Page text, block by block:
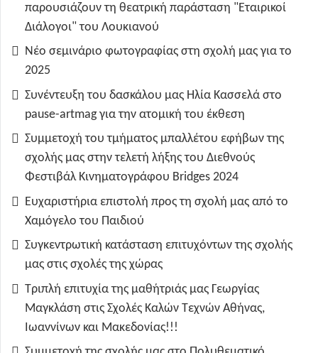
παρουσιάζουν τη θεατρική παράσταση "Εταιρικοί
Διάλογοι" του Λουκιανού
Νέο σεμινάριο φωτογραφίας στη σχολή μας για το
2025
Συνέντευξη του δασκάλου μας Ηλία Κασσελά στο
pause-artmag για την ατομική του έκθεση
Συμμετοχή του τμήματος μπαλλέτου εφήβων της
σχολής μας στην τελετή λήξης του Διεθνούς
Φεστιβάλ Κινηματογράφου Bridges 2024
Ευχαριστήρια επιστολή προς τη σχολή μας από το
Χαμόγελο του Παιδιού
Συγκεντρωτική κατάσταση επιτυχόντων της σχολής
μας στις σχολές της χώρας
Τριπλή επιτυχία της μαθήτριάς μας Γεωργίας
Μαγκλάση στις Σχολές Καλών Τεχνών Αθήνας,
Ιωαννίνων και Μακεδονίας!!!